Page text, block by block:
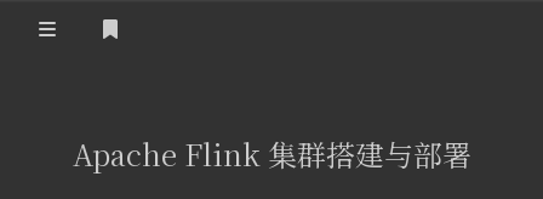
Apache Flink 集群搭建与部署